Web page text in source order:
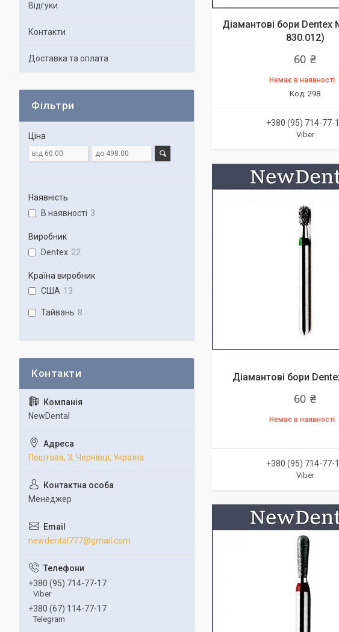
Діамантові бори Dentex
830.012)
60 ₴
Немає в наявності
298
+380 (95) 714-77-
Viber
Діамантові бори
60 ₴
Немає в наявності
+380 (95) 714-77-
Viber
Відгуки
Контакти
Доставка та оплата
Фільтри
Ціна
Наявність
В наявності 3
Виробник
Dentex 22
Країна виробник
США 13
Тайвань 8
NewDental
Поштова, 3, Чернівці, Україна
Менеджер
newdental777@gmail.com
+380 (95) 714-77-17
Viber
+380 (67) 114-77-17
Telegram